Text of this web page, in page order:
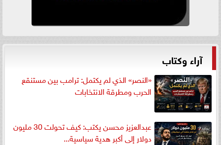
آراء وكتاب
«النصر» الذي لم يكتمل: ترامب بين مستنقع
الحرب ومطرقة الانتخابات
عبدالعزيز محسن يكتب: كيف تحولت 30 مليون
دولار إلى أكبر هدية سياسية...